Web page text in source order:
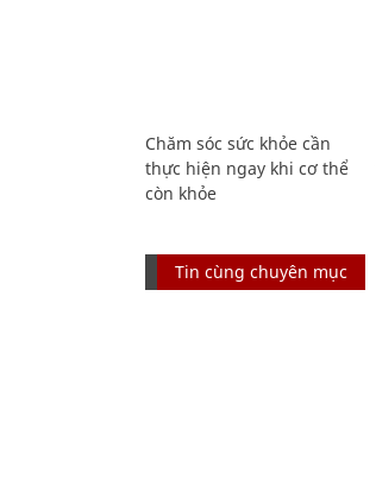
Chăm sóc sức khỏe cần
thực hiện ngay khi cơ thể
còn khỏe
Tin cùng chuyên mục